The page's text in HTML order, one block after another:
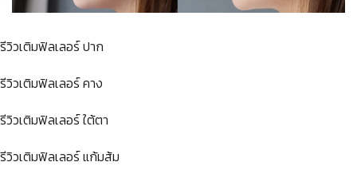
รีวิวเติมฟิลเลอร์ ปาก
รีวิวเติมฟิลเลอร์ คาง
รีวิวเติมฟิลเลอร์ ใต้ตา
รีวิวเติมฟิลเลอร์ แก้มส้ม